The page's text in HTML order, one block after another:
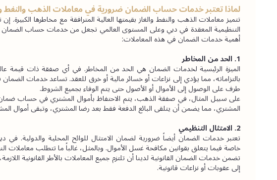
لماذا تعتبر خدمات حساب الضمان ضرورية في معاملات الذهب والنفط
أهمية خدمات الضمان في هذه المعاملات:
1. الحد من المخاطر
طرف على الوصول إلى الأموال أو الأصول حتى يتم الوفاء بجميع الشروط.
المشتري، مما يضمن أن يتلقى البائع الدفعة فقط بعد رضا المشتري، وتبقى أموال
2. الامتثال التنظيمي
خاصة فيما يتعلق بقوانين مكافحة غسل الأموال. وبالمثل، غالباً ما تتطلب معاملات النفط
إلى عقوبات أو نزاعات قانونية.